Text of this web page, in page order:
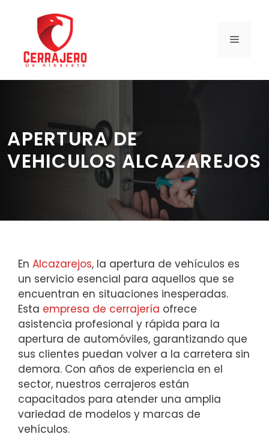
contenido
MENÚ
APERTURA DE
VEHICULOS ALCAZAREJOS
En Alcazarejos, la apertura de vehículos es
un servicio esencial para aquellos que se
encuentran en situaciones inesperadas.
Esta empresa de cerrajería ofrece
asistencia profesional y rápida para la
apertura de automóviles, garantizando que
sus clientes puedan volver a la carretera sin
demora. Con años de experiencia en el
sector, nuestros cerrajeros están
capacitados para atender una amplia
variedad de modelos y marcas de
vehículos.